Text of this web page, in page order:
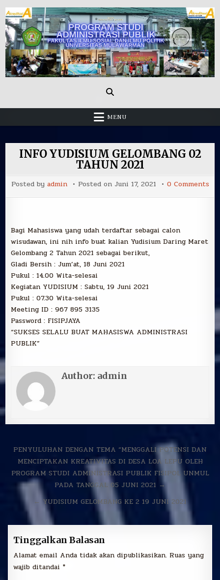
Skip
to
content
Administrasi Publik Fisip Unmul
MENU
INFO YUDISIUM GELOMBANG 02
TAHUN 2021
Posted by admin Posted on Juni 17, 2021 0 Commentson
Bagi Mahasiswa yang udah terdaftar sebagai calon
wisudawan, ini nih info buat kalian Yudisium Daring Maret
Gelombang 2 Tahun 2021 sebagai berikut,
Gladi Bersih : Jum’at, 18 Juni 2021
Pukul : 14.00 Wita-selesai
Kegiatan YUDISIUM : Sabtu, 19 Juni 2021
Pukul : 07.30 Wita-selesai
Meeting ID : 967 895 3135
Password : FISIPJAYA
“SUKSES SELALU BUAT MAHASISWA ADMINISTRASI
PUBLIK”
Author: admin
Navigasi
pos
PENYULUHAN DENGAN TEMA “MENGGALI POTENSI DAN
MENCIPTAKAN KREATIVITAS DI DESA LOA LEPU OLEH
PROGRAM STUDI ADMINISTRASI PUBLIK FISIPOL UNMUL
PADA TANGGAL 05 JUNI 2021 →
← YUDISIUM GELOMBANG KE 2 19 JUNI 2021
Tinggalkan Balasan
Alamat email Anda tidak akan dipublikasikan. Ruas yang
wajib ditandai *